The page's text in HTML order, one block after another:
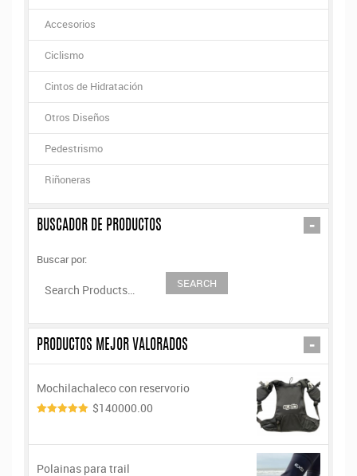
Accesorios
Ciclismo
Cintos de Hidratación
Otros Diseños
Pedestrismo
Riñoneras
-
BUSCADOR DE PRODUCTOS
Buscar por:
-
PRODUCTOS MEJOR VALORADOS
Mochilachaleco con reservorio
$140000.00
Polainas para trail